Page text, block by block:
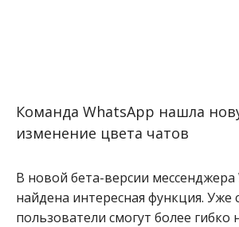
Команда WhatsApp нашла
изменение цвета чатов
В новой бета-версии мессенджера
найдена интересная функция. Уже
пользователи смогут более гибко